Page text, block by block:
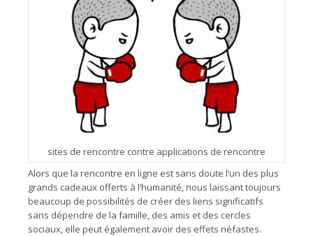
sites de rencontre contre applications de rencontre
Alors que la rencontre en ligne est sans doute l’un des plus
grands cadeaux offerts à l’humanité, nous laissant toujours
beaucoup de possibilités de créer des liens significatifs
sans dépendre de la famille, des amis et des cercles
sociaux, elle peut également avoir des effets néfastes.